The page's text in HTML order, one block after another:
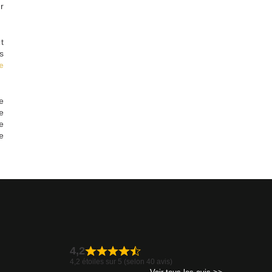
4,2
4,2 étoiles sur 5 (selon 40 avis)